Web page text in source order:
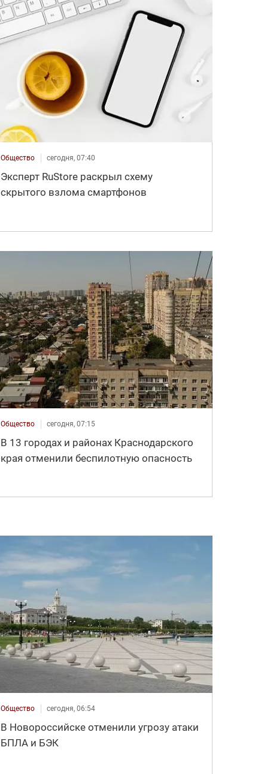
Общество сегодня, 07:40
Эксперт RuStore раскрыл схему
скрытого взлома смартфонов
Общество сегодня, 07:15
В 13 городах и районах Краснодарского
края отменили беспилотную опасность
Общество сегодня, 06:54
В Новороссийске отменили угрозу атаки
БПЛА и БЭК